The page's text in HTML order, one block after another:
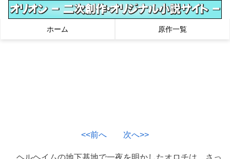
ホーム 原作一覧
<<前へ 次へ>>
ヘルヘイムの地下基地で一夜を明かしたオロチは、さっ